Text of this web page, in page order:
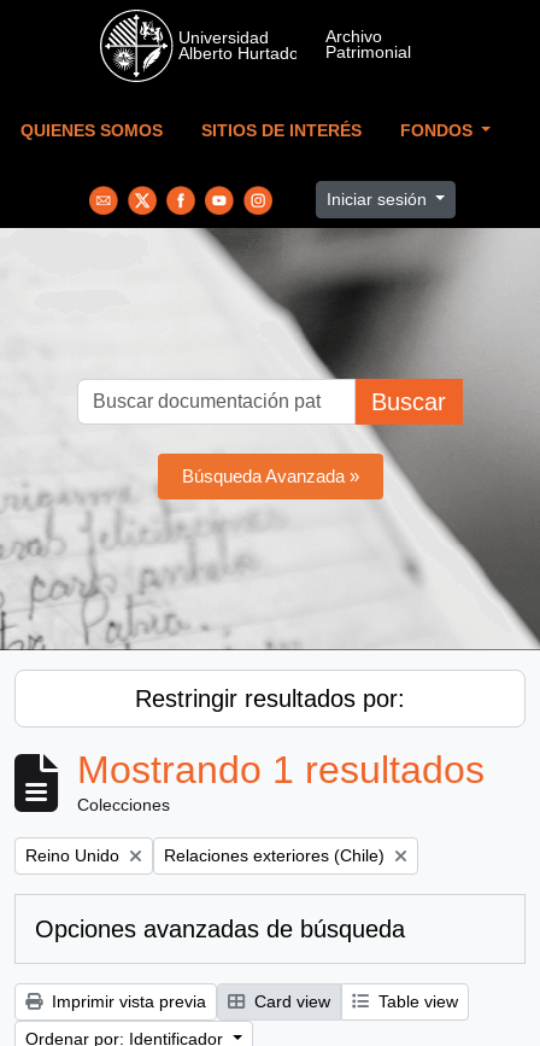
Skip to main content
QUIENES SOMOS SITIOS DE INTERÉS FONDOS
Iniciar sesión
Buscar
Búsqueda Avanzada »
Restringir resultados por:
Mostrando 1 resultados
Colecciones
Remove filter:
Reino Unido Remove filter:
Relaciones exteriores (Chile)
Opciones avanzadas de búsqueda
Imprimir vista previa Card view
Table view
Ordenar por: Identificador